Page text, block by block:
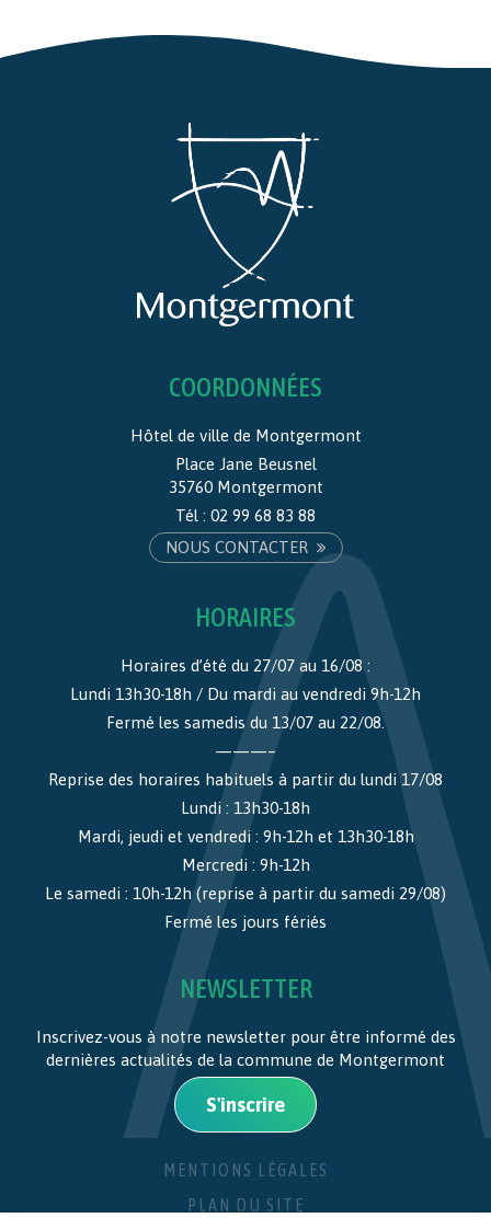
COORDONNÉES
Hôtel de ville de Montgermont
Place Jane Beusnel
35760 Montgermont
Tél : 02 99 68 83 88
NOUS CONTACTER
HORAIRES
Horaires d’été du 27/07 au 16/08 :
Lundi 13h30-18h / Du mardi au vendredi 9h-12h
Fermé les samedis du 13/07 au 22/08.
———–
Reprise des horaires habituels à partir du lundi 17/08
Lundi : 13h30-18h
Mardi, jeudi et vendredi : 9h-12h et 13h30-18h
Mercredi : 9h-12h
Le samedi : 10h-12h (reprise à partir du samedi 29/08)
Fermé les jours fériés
NEWSLETTER
Inscrivez-vous à notre newsletter pour être informé des
dernières actualités de la commune de Montgermont
S'inscrire
MENTIONS LÉGALES
PLAN DU SITE